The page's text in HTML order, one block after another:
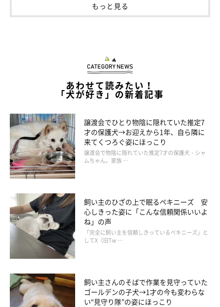
もっと見る
あわせて読みたい！
「犬が好き」の新着記事
譲渡会でひとり物陰に隠れていた推定7
才の保護犬→お迎えから1年、自ら隣に
来てくつろぐ姿にほっこり
譲渡会で物陰に隠れていた推定7才の保護犬・シャ
ムちゃん。家族 …
飼い主のひざの上で眠るペキニーズ 安
心しきった姿に「こんな信頼関係いいよ
ね」の声
「完全に飼い主を信頼しきっているペキニーズ」と
してX（旧Tw …
飼い主さんのそばで作業を見守っていた
ゴールデンの子犬→1才の今も変わらな
い“見守り隊”の姿にほっこり